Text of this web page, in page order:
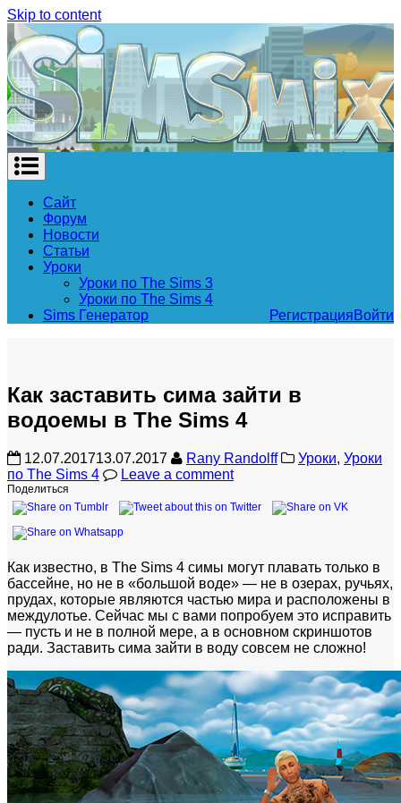
Skip to content
Сайт
Форум
Новости
Статьи
Уроки
Уроки по The Sims 3
Уроки по The Sims 4
Войти
Регистрация
Sims Генератор
Как заставить сима зайти в
водоемы в The Sims 4
12.07.201713.07.2017 Rany Randolff Уроки, Уроки
по The Sims 4
Leave a comment
Поделиться
Как известно, в The Sims 4 симы могут плавать только в
бассейне, но не в «большой воде» — не в озерах, ручьях,
прудах, которые являются частью мира и расположены в
междулотье. Сейчас мы с вами попробуем это исправить
— пусть и не в полной мере, а в основном скриншотов
ради. Заставить сима зайти в воду совсем не сложно!